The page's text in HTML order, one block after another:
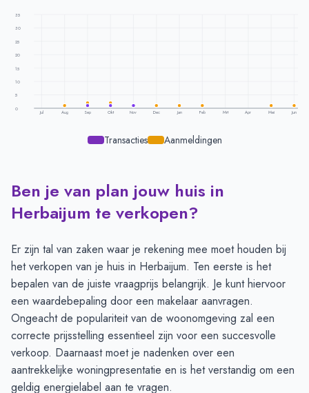
35
30
25
20
15
10
5
0
Jul Aug Sep Okt Nov Dec Jan Feb Mrt Apr Mei Jun
Transacties Aanmeldingen
Transacties en aanmeldingen per maand - Herbaijum
Maand
Transacties
Aanmeldingen
Juli
-
-
Augustus
September
1
2
Oktober
2
November
December
-
Januari
-
1
Februari
-
1
Maart
-
-
April
-
-
Ben je van plan jouw huis in
Herbaijum te verkopen?
Er zijn tal van zaken waar je rekening mee moet houden bij
het verkopen van je huis in Herbaijum. Ten eerste is het
bepalen van de juiste vraagprijs belangrijk. Je kunt hiervoor
een waardebepaling door een makelaar aanvragen.
Ongeacht de populariteit van de woonomgeving zal een
correcte prijsstelling essentieel zijn voor een succesvolle
verkoop. Daarnaast moet je nadenken over een
aantrekkelijke woningpresentatie en is het verstandig om een
geldig energielabel aan te vragen.